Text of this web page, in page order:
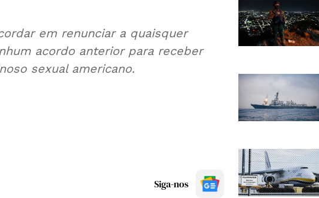
em renunciar a quaisquer
acordo anterior para receber
sexual americano.
Siga-nos